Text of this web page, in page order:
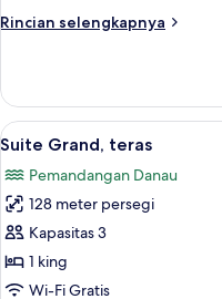
King
Rincian selengkapnya
Rincian
Suite,
Tempat
King
Lihat
semua
foto
untuk
Suite
Grand,
teras
5
Suite Grand, teras
Pemandangan Danau
128 meter persegi
Kapasitas 3
1 king
Wi-Fi Gratis